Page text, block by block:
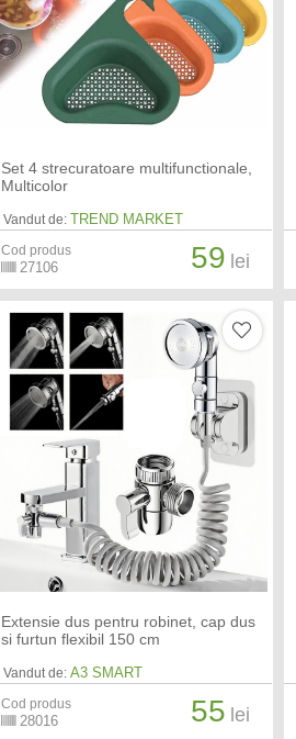
Set 4 strecuratoare multifunctionale,
Multicolor
Vandut de: TREND MARKET
Cod produs
27106 59 lei
Extensie dus pentru robinet, cap dus
si furtun flexibil 150 cm
Vandut de: A3 SMART
Cod produs
28016 55 lei